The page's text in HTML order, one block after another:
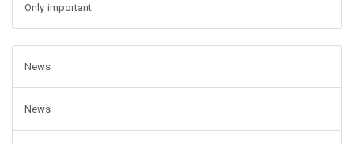
Only important
News
News